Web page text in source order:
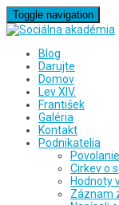
Toggle navigation
Blog
Darujte
Domov
Lev XIV.
František
Galéria
Kontakt
Podnikatelia
Cirkev o
Hodnoty
Záznam